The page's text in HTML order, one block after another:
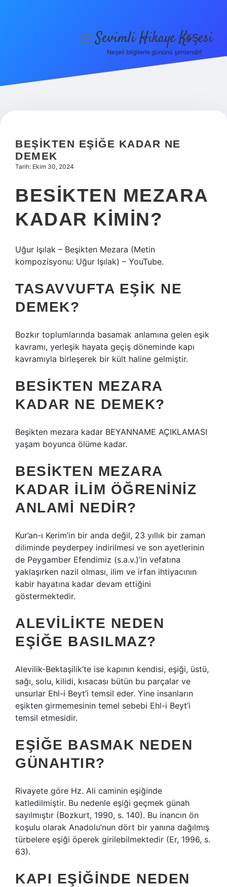
Hakkımızda
menüyüSevimli Hikaye Köşesi
Neşeli bilgilerle gününü şenlendir!
BEŞIKTEN EŞIĞE KADAR NE
DEMEK
Tarih: Ekim 30, 2024
BESIKTEN MEZARA
KADAR KIMIN?
Uğur Işılak – Beşikten Mezara (Metin
kompozisyonu: Uğur Işılak) – YouTube.
TASAVVUFTA EŞIK NE
DEMEK?
Bozkır toplumlarında basamak anlamına gelen eşik
kavramı, yerleşik hayata geçiş döneminde kapı
kavramıyla birleşerek bir kült haline gelmiştir.
BESIKTEN MEZARA
KADAR NE DEMEK?
Beşikten mezara kadar BEYANNAME AÇIKLAMASI
yaşam boyunca ölüme kadar.
BESIKTEN MEZARA
KADAR ILIM ÖĞRENINIZ
ANLAMI NEDIR?
Kur’an-ı Kerim’in bir anda değil, 23 yıllık bir zaman
diliminde peyderpey indirilmesi ve son ayetlerinin
de Peygamber Efendimiz (s.a.v.)’in vefatına
yaklaşırken nazil olması, ilim ve irfan ihtiyacının
kabir hayatına kadar devam ettiğini
göstermektedir.
ALEVILIKTE NEDEN
EŞIĞE BASILMAZ?
Alevilik-Bektaşilik’te ise kapının kendisi, eşiği, üstü,
sağı, solu, kilidi, kısacası bütün bu parçalar ve
unsurlar Ehl-i Beyt’i temsil eder. Yine insanların
eşikten girmemesinin temel sebebi Ehl-i Beyt’i
temsil etmesidir.
EŞIĞE BASMAK NEDEN
GÜNAHTIR?
Rivayete göre Hz. Ali caminin eşiğinde
katledilmiştir. Bu nedenle eşiği geçmek günah
sayılmıştır (Bozkurt, 1990, s. 140). Bu inancın ön
koşulu olarak Anadolu’nun dört bir yanına dağılmış
türbelere eşiği öperek girilebilmektedir (Er, 1996, s.
63).
KAPI EŞIĞINDE NEDEN